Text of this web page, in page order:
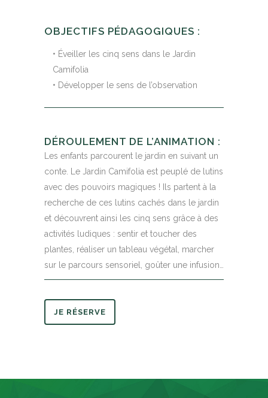
OBJECTIFS PÉDAGOGIQUES :
• Éveiller les cinq sens dans le Jardin
Camifolia
• Développer le sens de l’observation
DÉROULEMENT DE L’ANIMATION :
Les enfants parcourent le jardin en suivant un
conte. Le Jardin Camifolia est peuplé de lutins
avec des pouvoirs magiques ! Ils partent à la
recherche de ces lutins cachés dans le jardin
et découvrent ainsi les cinq sens grâce à des
activités ludiques : sentir et toucher des
plantes, réaliser un tableau végétal, marcher
sur le parcours sensoriel, goûter une infusion…
JE RÉSERVE